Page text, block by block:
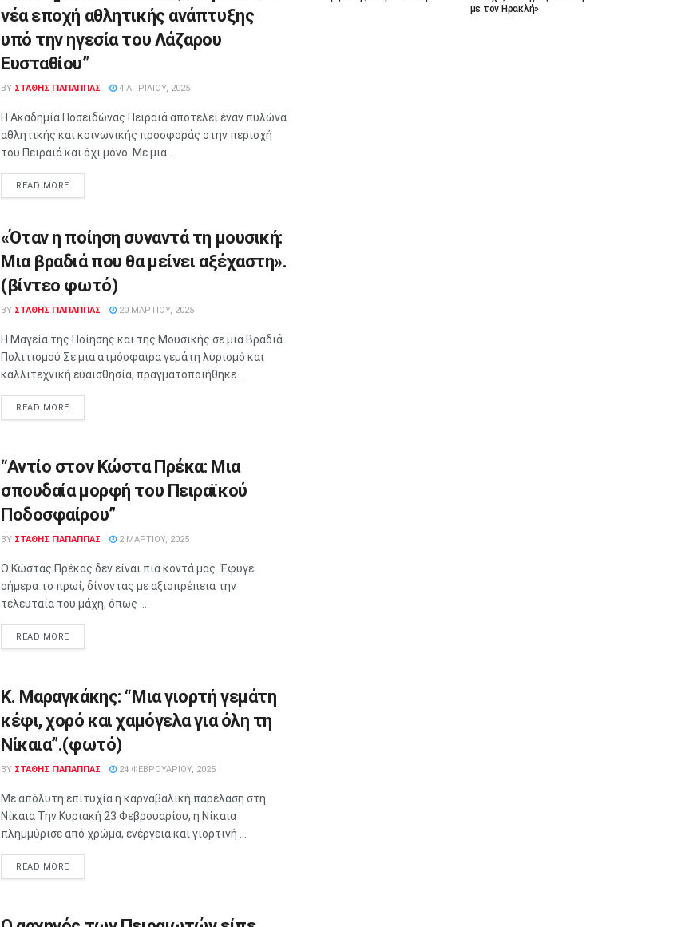
νέα εποχή αθλητικής ανάπτυξης
υπό την ηγεσία του Λάζαρου
Ευσταθίου”
BY ΣΤΑΘΗΣ ΓΊΑΠΑΠΠΑΣ 4 ΑΠΡΙΛΊΟΥ, 2025
Η Ακαδημία Ποσειδώνας Πειραιά αποτελεί έναν πυλώνα
αθλητικής και κοινωνικής προσφοράς στην περιοχή
του Πειραιά και όχι μόνο. Με μια ...
READ MORE
«Όταν η ποίηση συναντά τη μουσική:
Μια βραδιά που θα μείνει αξέχαστη».
(βίντεο φωτό)
BY ΣΤΑΘΗΣ ΓΊΑΠΑΠΠΑΣ 20 ΜΑΡΤΊΟΥ, 2025
Η Μαγεία της Ποίησης και της Μουσικής σε μια Βραδιά
Πολιτισμού Σε μια ατμόσφαιρα γεμάτη λυρισμό και
καλλιτεχνική ευαισθησία, πραγματοποιήθηκε ...
READ MORE
“Αντίο στον Κώστα Πρέκα: Μια
σπουδαία μορφή του Πειραϊκού
Ποδοσφαίρου”
BY ΣΤΑΘΗΣ ΓΊΑΠΑΠΠΑΣ 2 ΜΑΡΤΊΟΥ, 2025
Ο Κώστας Πρέκας δεν είναι πια κοντά μας. Έφυγε
σήμερα το πρωί, δίνοντας με αξιοπρέπεια την
τελευταία του μάχη, όπως ...
READ MORE
Κ. Μαραγκάκης: “Μια γιορτή γεμάτη
κέφι, χορό και χαμόγελα για όλη τη
Νίκαια”.(φωτό)
BY ΣΤΑΘΗΣ ΓΊΑΠΑΠΠΑΣ 24 ΦΕΒΡΟΥΑΡΊΟΥ, 2025
Με απόλυτη επιτυχία η καρναβαλική παρέλαση στη
Νίκαια Την Κυριακή 23 Φεβρουαρίου, η Νίκαια
πλημμύρισε από χρώμα, ενέργεια και γιορτινή ...
READ MORE
με τον Ηρακλή»